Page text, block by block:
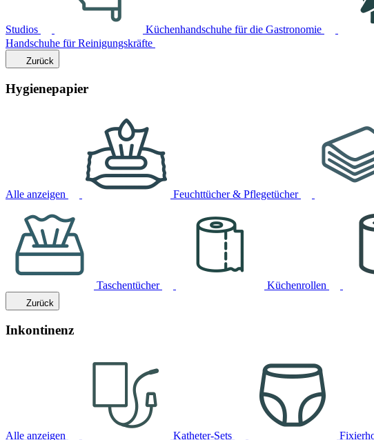
Studios Küchenhandschuhe für die Gastronomie
Handschuhe für Reinigungskräfte
Zurück
Hygienepapier
Alle anzeigen Feuchttücher & Pflegetücher
Taschentücher Küchenrollen
Zurück
Inkontinenz
Alle anzeigen Katheter-Sets